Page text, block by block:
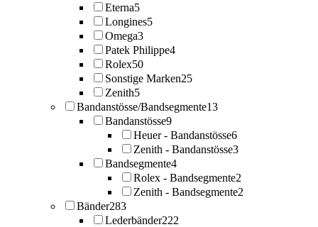
Eterna5
Longines5
Omega3
Patek Philippe4
Rolex50
Sonstige Marken25
Zenith5
Bandanstösse/Bandsegmente13
Bandanstösse9
Heuer - Bandanstösse6
Zenith - Bandanstösse3
Bandsegmente4
Rolex - Bandsegmente2
Zenith - Bandsegmente2
Bänder283
Lederbänder222